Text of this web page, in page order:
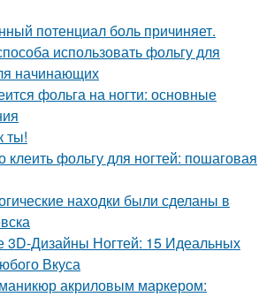
потенциал боль причиняет.
использовать фольгу для
начинающих
фольга на ногти: основные
ты!
клеить фольгу для ногтей: пошаговая
находки были сделаны в
Дизайны Ногтей: 15 Идеальных
Вкуса
акриловым маркером: